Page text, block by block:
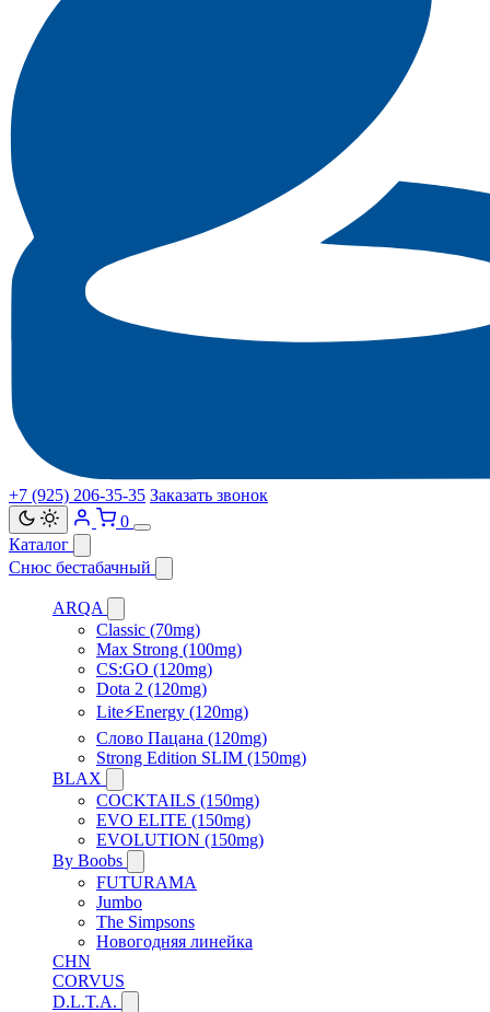
+7 (925) 206‑35‑35 Заказать звонок
0
Каталог
Снюс бестабачный
ARQA
Classic (70mg)
Max Strong (100mg)
CS:GO (120mg)
Dota 2 (120mg)
Lite⚡Energy (120mg)
Слово Пацана (120mg)
Strong Edition SLIM (150mg)
BLAX
COCKTAILS (150mg)
EVO ELITE (150mg)
EVOLUTION (150mg)
By Boobs
FUTURAMA
Jumbo
The Simpsons
Новогодняя линейка
CHN
CORVUS
D.L.T.A.